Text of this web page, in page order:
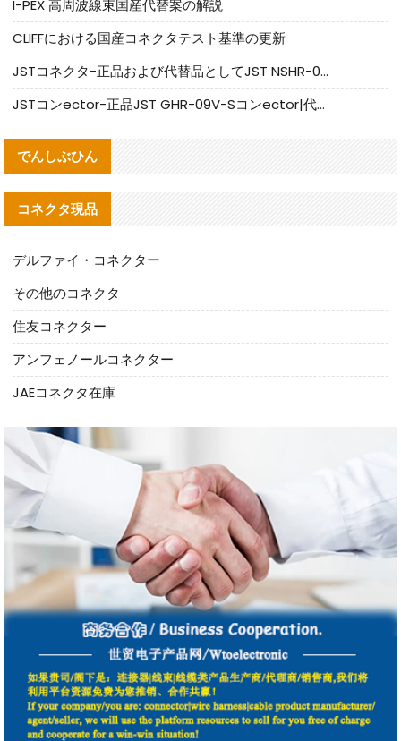
I-PEX 高周波線束国産代替案の解説
CLIFFにおける国産コネクタテスト基準の更新
JSTコネクタ-正品および代替品としてJST NSHR-02V-Sコネクタを提供します
JSTコンector-正品JST GHR-09V-Sコンector|代替品提供
でんしぶひん
コネクタ現品
デルファイ・コネクター
その他のコネクタ
住友コネクター
アンフェノールコネクター
JAEコネクタ在庫